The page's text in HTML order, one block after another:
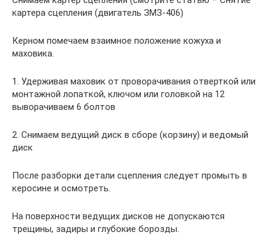
картера сцепления (двигатель ЗМЗ-406)
Керном помечаем взаимное положение кожуха и
маховика.
1. Удерживая маховик от проворачивания отверткой или
монтажной лопаткой, ключом или головкой на 12
выворачиваем 6 болтов
2. Снимаем ведущий диск в сборе (корзину) и ведомый
диск
После разборки детали сцепления следует промыть в
керосине и осмотреть.
На поверхности ведущих дисков не допускаются
трещины, задиры и глубокие борозды.